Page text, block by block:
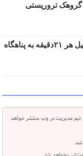
به گروهک تروریستی
لیبرمن: ساکنان شمال اسرائیل هر ۲۱دقیقه به پناهگاه
مدیریت در وب منتشر خواهد
شد.